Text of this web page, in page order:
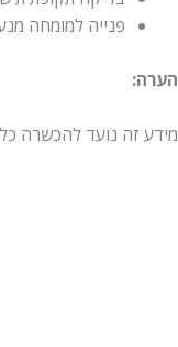
פנייה למומחה
הערה:
מידע זה נועד להכשרה